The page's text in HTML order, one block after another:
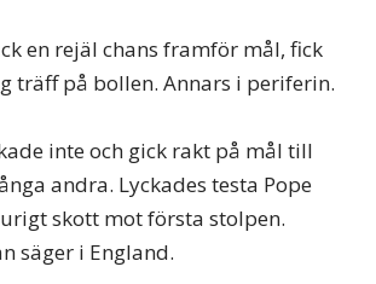
en rejäl chans framför mål, fick
träff på bollen. Annars i periferin.
inte och gick rakt på mål till
andra. Lyckades testa Pope
skott mot första stolpen.
säger i England.